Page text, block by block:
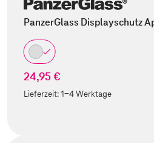
PanzerGlass Displayschutz
24,95 €
Lieferzeit:1-4 Werktage